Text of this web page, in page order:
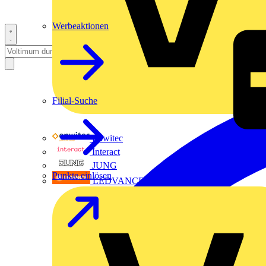
Enwitec
Interact
JUNG
LEDVANCE
Werbeaktionen
Filial-Suche
Punkte einlösen